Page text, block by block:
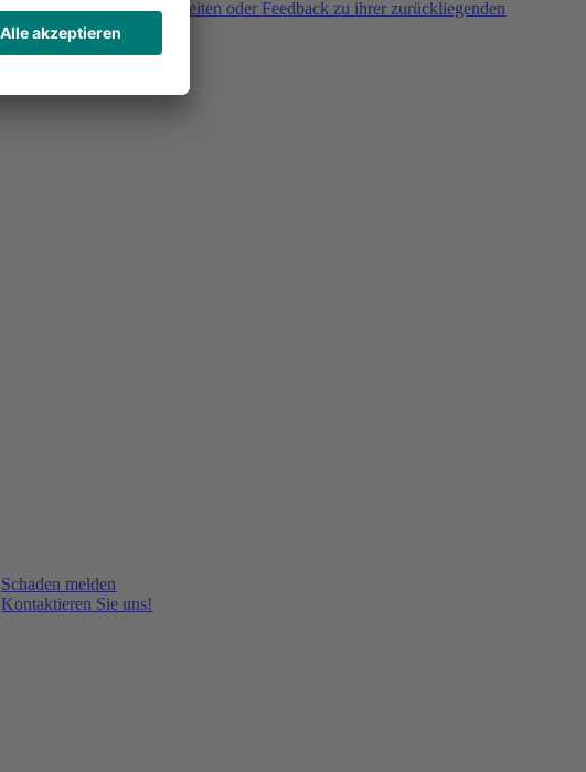
Sie haben Fragen, Unklarheiten oder Feedback zu ihrer zurückliegenden
Buchung?
Schaden melden
Kontaktieren Sie uns!